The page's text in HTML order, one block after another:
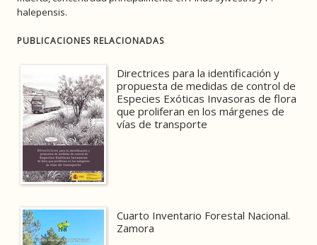
halepensis.
PUBLICACIONES RELACIONADAS
Directrices para la identificación y
propuesta de medidas de control de
Especies Exóticas Invasoras de flora
que proliferan en los márgenes de
vías de transporte
Cuarto Inventario Forestal Nacional.
Zamora